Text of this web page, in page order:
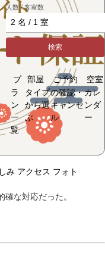
人数 / 客室数
検索
プ
ラ
ン
一
覧
部屋
タイプ
から選
ぶ
ご予約
の確認・
キャンセ
ル
空室
カレ
ンダ
ー
み アクセス フォト
な対応だった。